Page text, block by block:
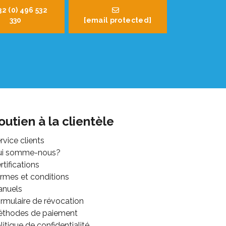
(0) 496 532
330
[email protected]
à la clientèle
clients
somme-nous?
et conditions
de révocation
de paiement